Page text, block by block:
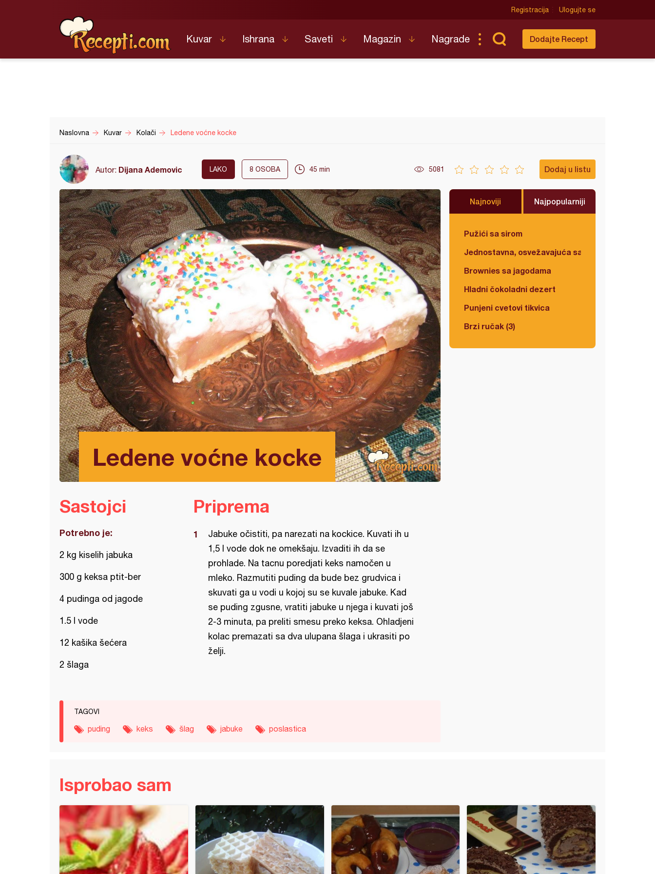
Registracija Ulogujte se
Kuvar Ishrana Saveti Magazin Nagrade Dodajte Recept
Naslovna Kuvar Kolači Ledene voćne kocke
Autor: Dijana Ademovic LAKO 8 OSOBA 45 min 5081 Dodaj u listu
Ledene voćne kocke
Najnoviji Najpopularniji
Pužići sa sirom
Jednostavna, osvežavajuća salata
Brownies sa jagodama
Hladni čokoladni dezert
Punjeni cvetovi tikvica
Brzi ručak (3)
Sastojci
Potrebno je:
2 kg kiselih jabuka
300 g keksa ptit-ber
4 pudinga od jagode
1.5 l vode
12 kašika šećera
2 šlaga
Priprema
Jabuke očistiti, pa narezati na kockice. Kuvati ih u
1,5 l vode dok ne omekšaju. Izvaditi ih da se
prohlade. Na tacnu poredjati keks namočen u
mleko. Razmutiti puding da bude bez grudvica i
skuvati ga u vodi u kojoj su se kuvale jabuke. Kad
se puding zgusne, vratiti jabuke u njega i kuvati još
2-3 minuta, pa preliti smesu preko keksa. Ohladjeni
kolac premazati sa dva ulupana šlaga i ukrasiti po
želji.
TAGOVI
puding keks šlag jabuke poslastica
Isprobao sam
rolat sa čokoladom